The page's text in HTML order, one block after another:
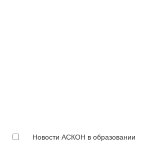
Новости АСКОН в образовании